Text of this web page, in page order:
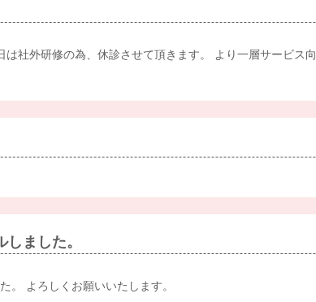
社外研修の為、休診させて頂きます。 より一層サービス
ました。
。 よろしくお願いいたします。